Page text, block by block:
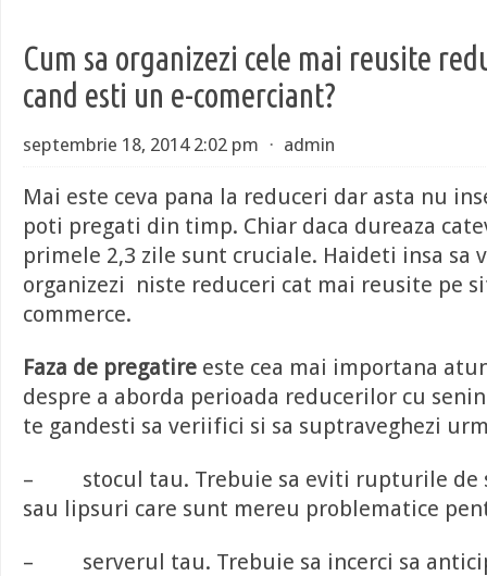
Cum sa organizezi cele mai reusite
cand esti un e-comerciant?
septembrie 18, 2014 2:02 pm ⋅ admin
Mai este ceva pana la reduceri dar asta nu
poti pregati din timp. Chiar daca dureaza
primele 2,3 zile sunt cruciale. Haideti insa sa
organizezi niste reduceri cat mai reusite pe
commerce.
Faza de pregatire este cea mai importana
despre a aborda perioada reducerilor cu
te gandesti sa veriifici si sa suptraveghezi
– stocul tau. Trebuie sa eviti rupturile de
sau lipsuri care sunt mereu problematice
– serverul tau. Trebuie sa incerci sa